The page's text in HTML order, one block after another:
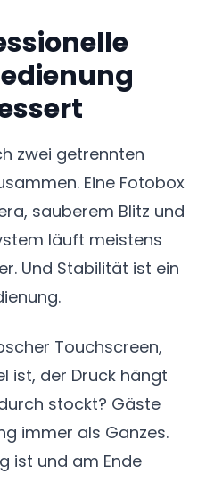
zwei getrennten
Eine Fotobox
sauberem Blitz und
läuft meistens
Und Stabilität ist ein
Touchscreen,
ist, der Druck hängt
stockt? Gäste
immer als Ganzes.
ist und am Ende